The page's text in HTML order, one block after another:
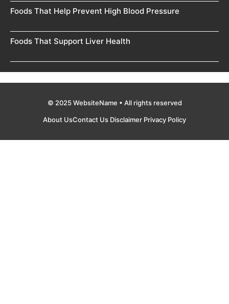
Foods That Help Prevent High Blood Pressure
Foods That Support Liver Health
© 2025 WebsiteName • All rights reserved
About UsContact Us Disclaimer Privacy Policy